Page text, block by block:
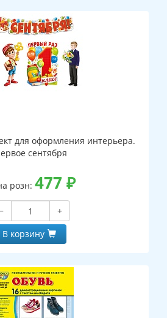
для оформления интерьера.
сентября
розн: 477 ₽
+
В корзину